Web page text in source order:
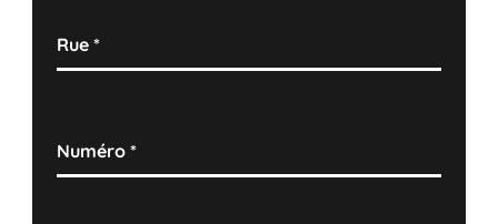
Rue*
Numéro*